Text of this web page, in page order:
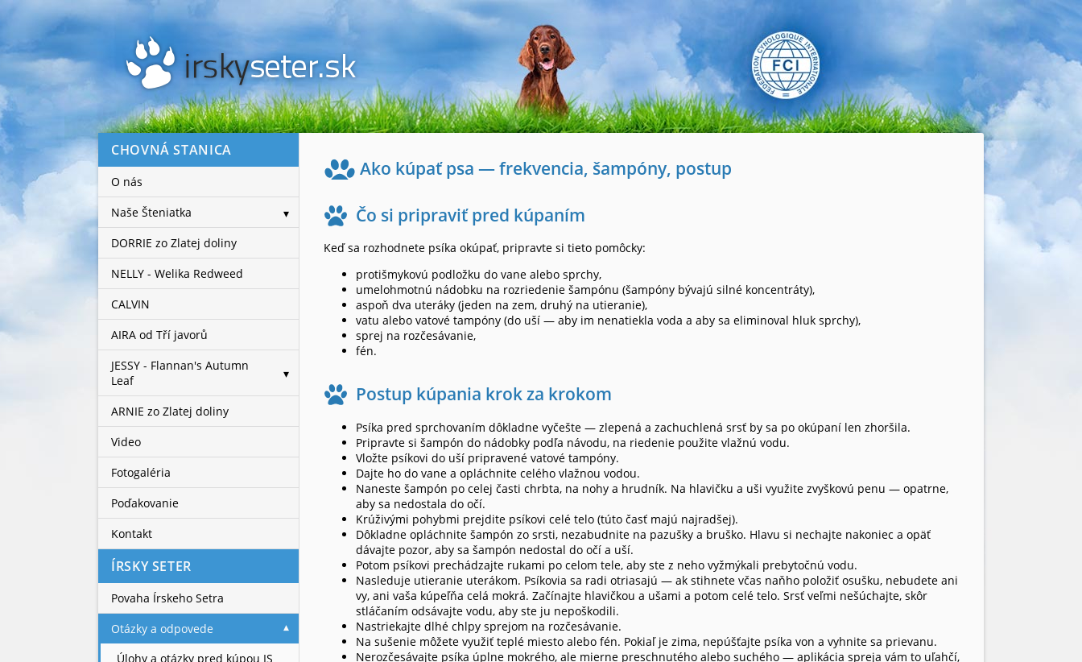
CHOVNÁ STANICA
O nás
Naše Šteniatka
DORRIE zo Zlatej doliny
NELLY - Welika Redweed
CALVIN
AIRA od Tří javorů
JESSY - Flannan's Autumn
Leaf
ARNIE zo Zlatej doliny
Video
Fotogaléria
Poďakovanie
Kontakt
ÍRSKY SETER
Povaha Írskeho Setra
Otázky a odpovede
Úlohy a otázky pred kúpou IS
Ako kúpať psa — frekvencia, šampóny, postup
Čo si pripraviť pred kúpaním
Keď sa rozhodnete psíka okúpať, pripravte si tieto pomôcky:
protišmykovú podložku do vane alebo sprchy,
umelohmotnú nádobku na rozriedenie šampónu (šampóny bývajú silné koncentráty),
aspoň dva uteráky (jeden na zem, druhý na utieranie),
vatu alebo vatové tampóny (do uší — aby im nenatiekla voda a aby sa eliminoval hluk sprchy),
sprej na rozčesávanie,
fén.
Postup kúpania krok za krokom
Psíka pred sprchovaním dôkladne vyčešte — zlepená a zachuchlená srsť by sa po okúpaní len zhoršila.
Pripravte si šampón do nádobky podľa návodu, na riedenie použite vlažnú vodu.
Vložte psíkovi do uší pripravené vatové tampóny.
Dajte ho do vane a opláchnite celého vlažnou vodou.
Naneste šampón po celej časti chrbta, na nohy a hrudník. Na hlavičku a uši využite zvyškovú penu — opatrne,
aby sa nedostala do očí.
Krúživými pohybmi prejdite psíkovi celé telo (túto časť majú najradšej).
Dôkladne opláchnite šampón zo srsti, nezabudnite na pazušky a bruško. Hlavu si nechajte nakoniec a opäť
dávajte pozor, aby sa šampón nedostal do očí a uší.
Potom psíkovi prechádzajte rukami po celom tele, aby ste z neho vyžmýkali prebytočnú vodu.
Nasleduje utieranie uterákom. Psíkovia sa radi otriasajú — ak stihnete včas naňho položiť osušku, nebudete ani
vy, ani vaša kúpeľňa celá mokrá. Začínajte hlavičkou a ušami a potom celé telo. Srsť veľmi nešúchajte, skôr
stláčaním odsávajte vodu, aby ste ju nepoškodili.
Nastriekajte dlhé chlpy sprejom na rozčesávanie.
Na sušenie môžete využiť teplé miesto alebo fén. Pokiaľ je zima, nepúšťajte psíka von a vyhnite sa prievanu.
Nerozčesávajte psíka úplne mokrého, ale mierne preschnutého alebo suchého — aplikácia spreja vám to uľahčí,